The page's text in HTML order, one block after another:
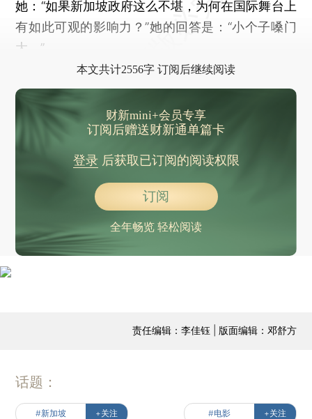
她：“如果新加坡政府这么不堪，为何在国际舞台上
有如此可观的影响力？”她的回答是：“小个子嗓门
大。”
本文共计2556字 订阅后继续阅读
财新mini+会员专享
订阅后赠送财新通单篇卡
登录后获取已订阅的阅读权限
订阅
全年畅览 轻松阅读
责任编辑：李佳钰 | 版面编辑：邓舒方
话题：
#新加坡 +关注 #电影 +关注